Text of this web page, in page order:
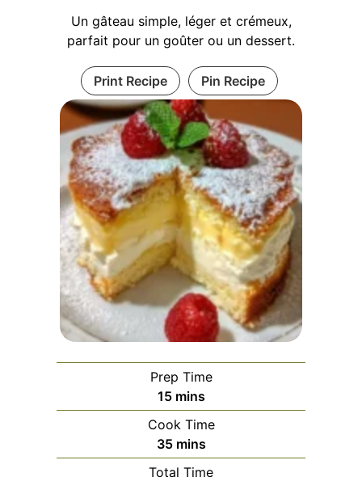
Un gâteau simple, léger et crémeux,
parfait pour un goûter ou un dessert.
Print Recipe Pin Recipe
Prep Time
15minutes
mins
Cook Time
35minutes
mins
Total Time